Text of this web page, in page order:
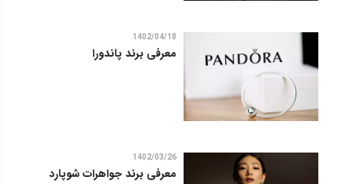
1402/04/18
معرفی برند پاندورا
1402/03/26
معرفی برند جواهرات شوپارد